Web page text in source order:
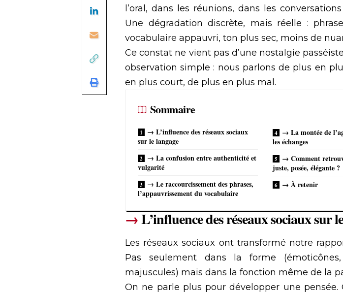
l’oral, dans les réunions, dans les
Une dégradation discrète, mais réelle :
vocabulaire appauvri, ton plus sec, moins de
Ce constat ne vient pas d’une nostalgie
observation simple : nous parlons de plus en
en plus court, de plus en plus mal.
Sommaire
→ L’influence des réseaux sociaux
sur le langage
→ La confusion entre authenticité et
vulgarité
→ Le raccourcissement des phrases,
l’appauvrissement du vocabulaire
→ La montée de
les échanges
→ Comment
juste, posée, élégante ?
→ À retenir
→L’influence des réseaux sociaux sur
Les réseaux sociaux ont transformé notre
Pas seulement dans la forme (émoticônes,
majuscules) mais dans la fonction même de la
On ne parle plus pour développer une pensée.